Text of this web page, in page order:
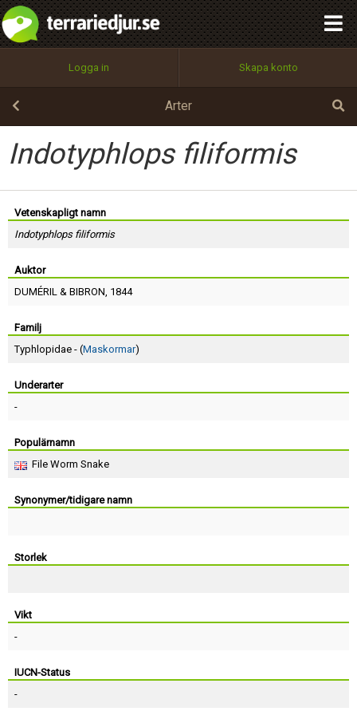
Logga in Skapa konto
Arter
Indotyphlops filiformis
Vetenskapligt namn
Indotyphlops filiformis
Auktor
DUMÉRIL & BIBRON, 1844
Familj
Typhlopidae - (Maskormar)
Underarter
-
Populärnamn
File Worm Snake
Synonymer/tidigare namn
Storlek
Vikt
-
IUCN-Status
-
Utför
100%
OK
integritetspolicy
Namn:
Epost:
Användarnamn:
Lösenord:
Terms of Service
Begär nytt lösenord
Tillbaka till förstasidan